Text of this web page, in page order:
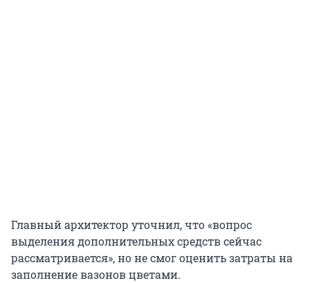
Главный архитектор уточнил, что «вопрос
выделения дополнительных средств сейчас
рассматривается», но не смог оценить затраты на
заполнение вазонов цветами.